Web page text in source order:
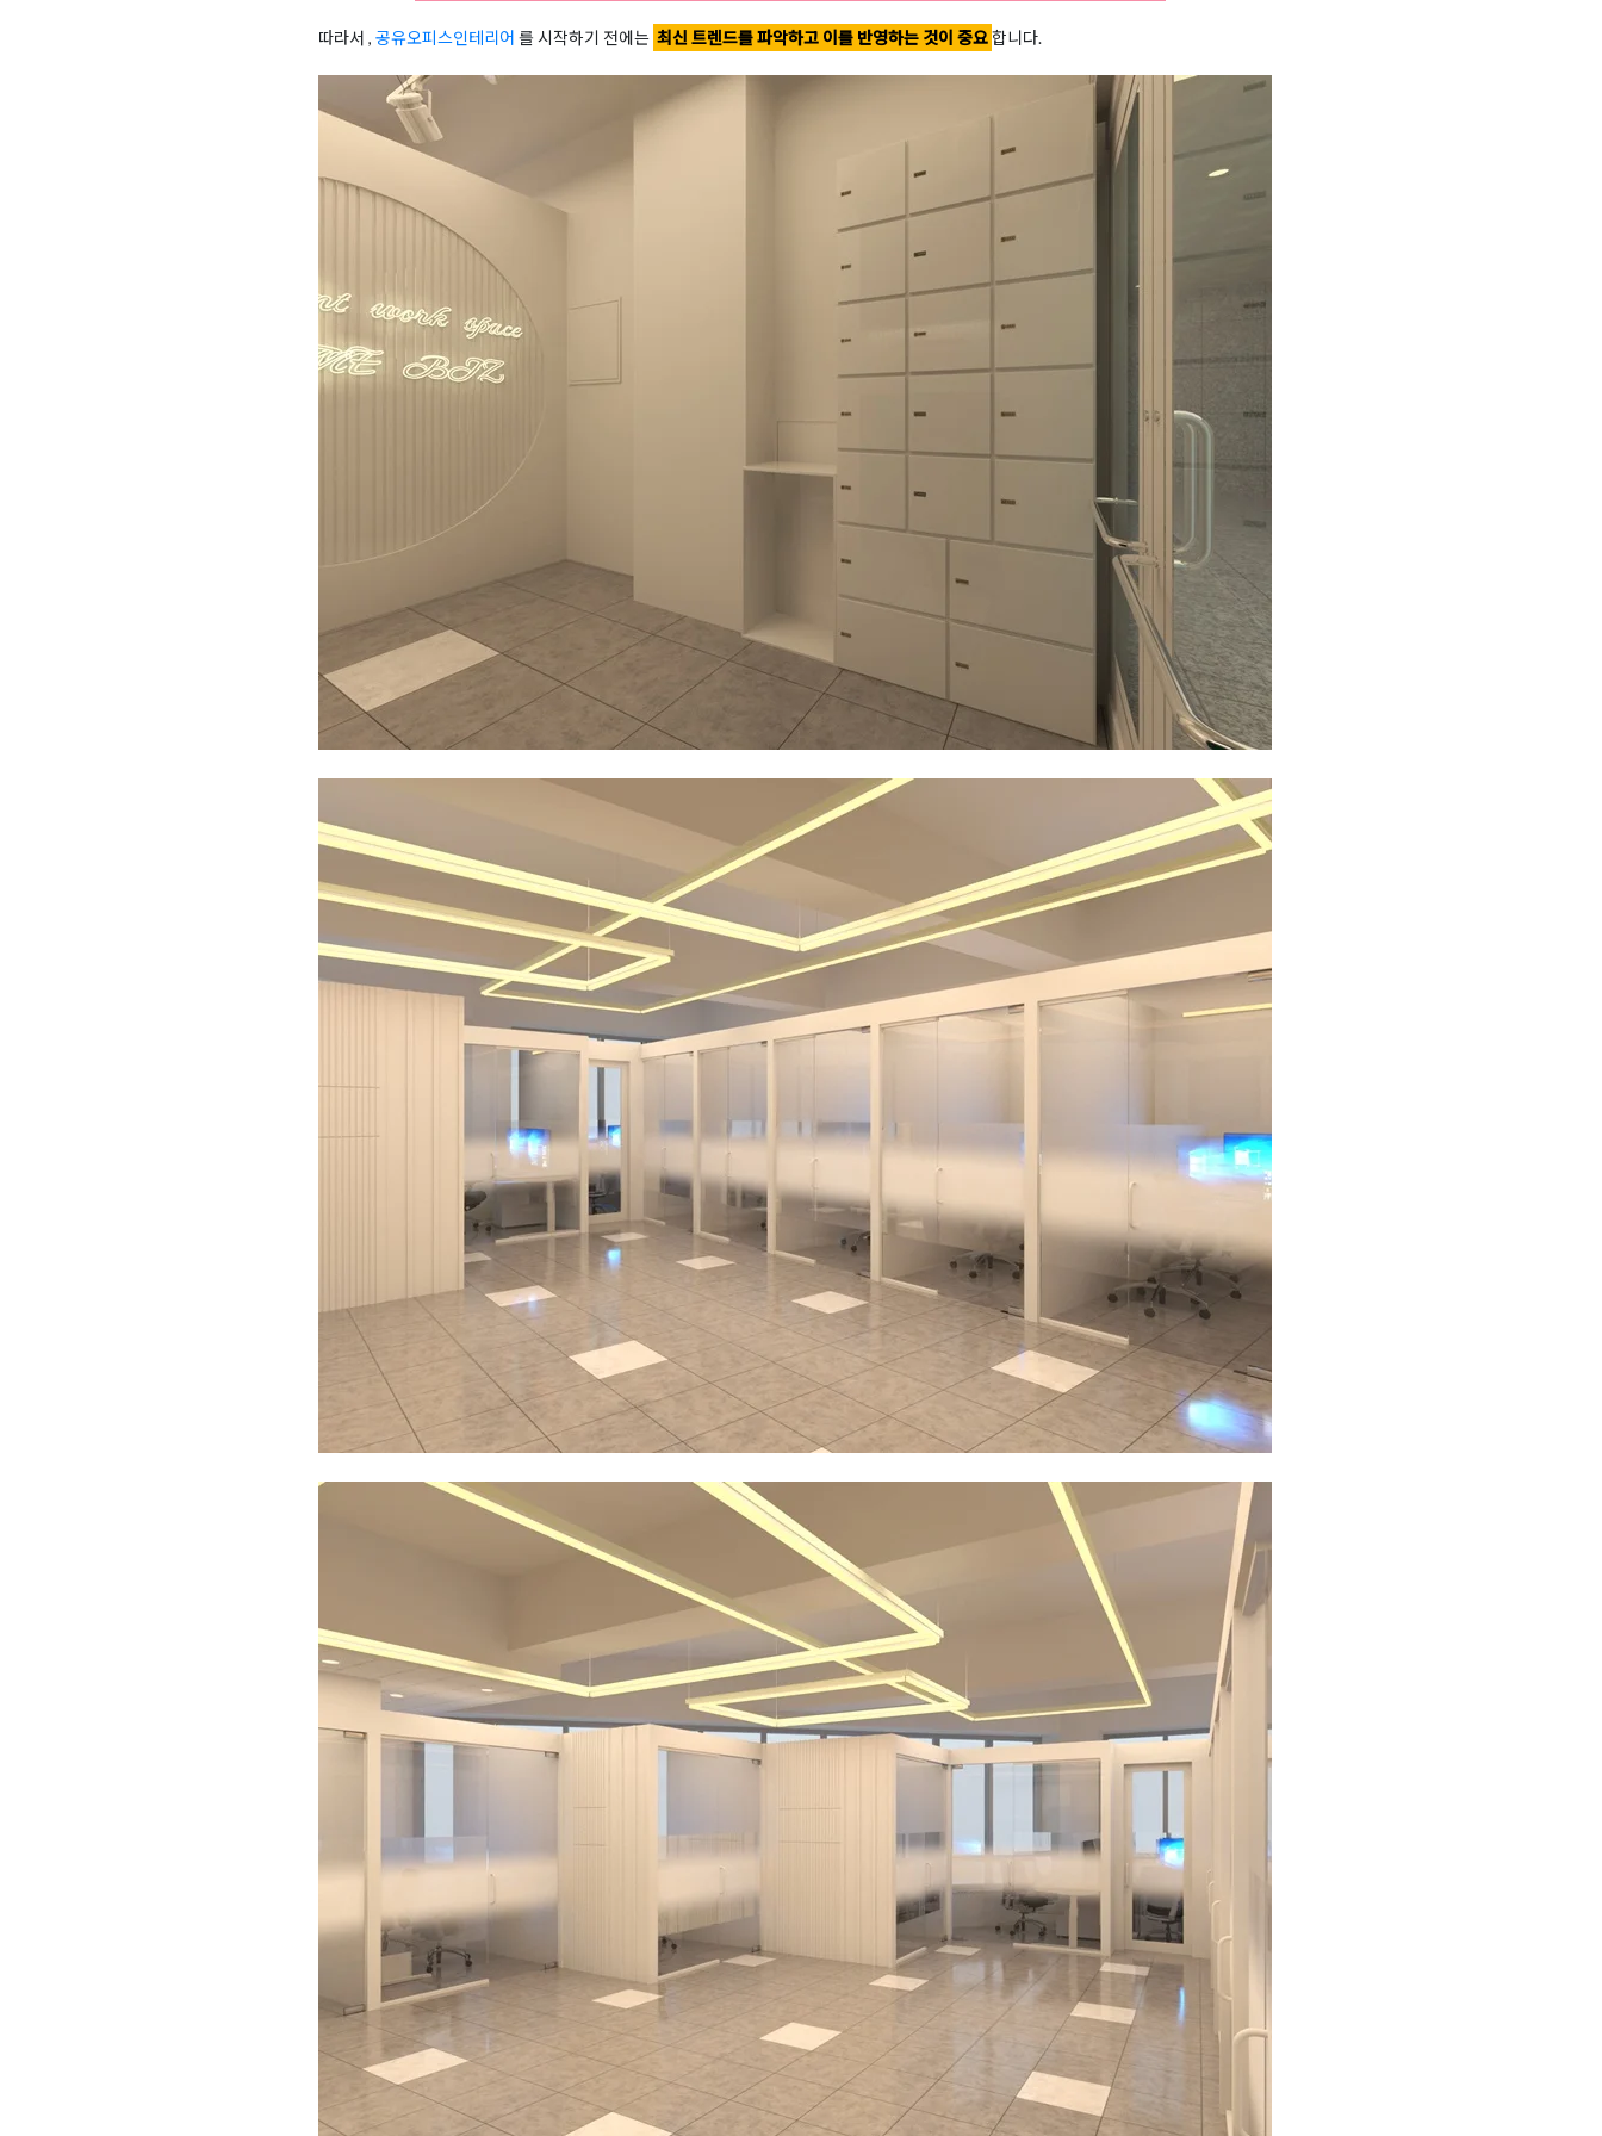
따라서 , 공유오피스인테리어 를 시작하기 전에는 최신 트렌드를 파악하고 이를 반영하는 것이 중요합니다.